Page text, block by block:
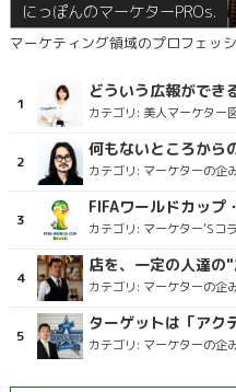
にっぽんのマーケターPROs.
マーケティング領域のプロフェッ
どういう広報ができ
カテゴリ: 美人マーケター
何もないところから
カテゴリ: マーケターの企
FIFAワールドカップ
カテゴリ: マーケター’Sコ
店を、一定の人達の
カテゴリ: マーケターの企
ターゲットは「アク
カテゴリ: マーケターの企